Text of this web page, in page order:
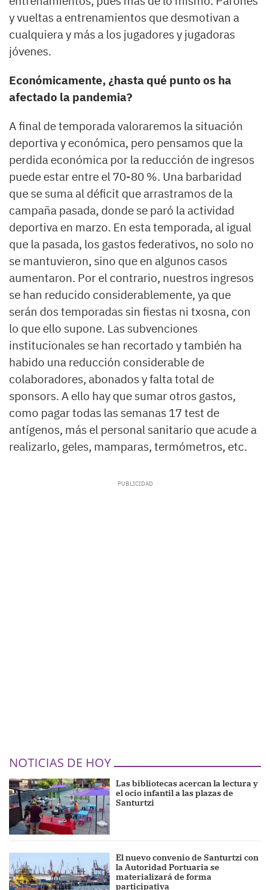
y vueltas a entrenamientos que desmotivan a
cualquiera y más a los jugadores y jugadoras
jóvenes.
Económicamente, ¿hasta qué punto os ha
afectado la pandemia?
A final de temporada valoraremos la situación
deportiva y económica, pero pensamos que la
perdida económica por la reducción de ingresos
puede estar entre el 70-80 %. Una barbaridad
que se suma al déficit que arrastramos de la
campaña pasada, donde se paró la actividad
deportiva en marzo. En esta temporada, al igual
que la pasada, los gastos federativos, no solo no
se mantuvieron, sino que en algunos casos
aumentaron. Por el contrario, nuestros ingresos
se han reducido considerablemente, ya que
serán dos temporadas sin fiestas ni txosna, con
lo que ello supone. Las subvenciones
institucionales se han recortado y también ha
habido una reducción considerable de
colaboradores, abonados y falta total de
sponsors. A ello hay que sumar otros gastos,
como pagar todas las semanas 17 test de
antígenos, más el personal sanitario que acude a
realizarlo, geles, mamparas, termómetros, etc.
NOTICIAS DE HOY
Las bibliotecas acercan la lectura y
el ocio infantil a las plazas de
Santurtzi
El nuevo convenio de Santurtzi con
la Autoridad Portuaria se
materializará de forma
participativa